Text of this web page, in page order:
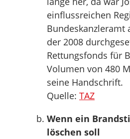
einflussreichen
Bundeskanzleramt
der 2008
Rettungsfonds für
Volumen von 480
seine Handschrift.
Quelle: TAZ
Wenn ein
löschen soll